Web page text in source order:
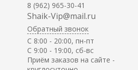
8 (962) 965-30-41
Shaik-Vip@mail.ru
Обратный звонок
C 8:00 - 20:00, пн-пт
С 9:00 - 19:00, сб-вс
Приём заказов на сайте -